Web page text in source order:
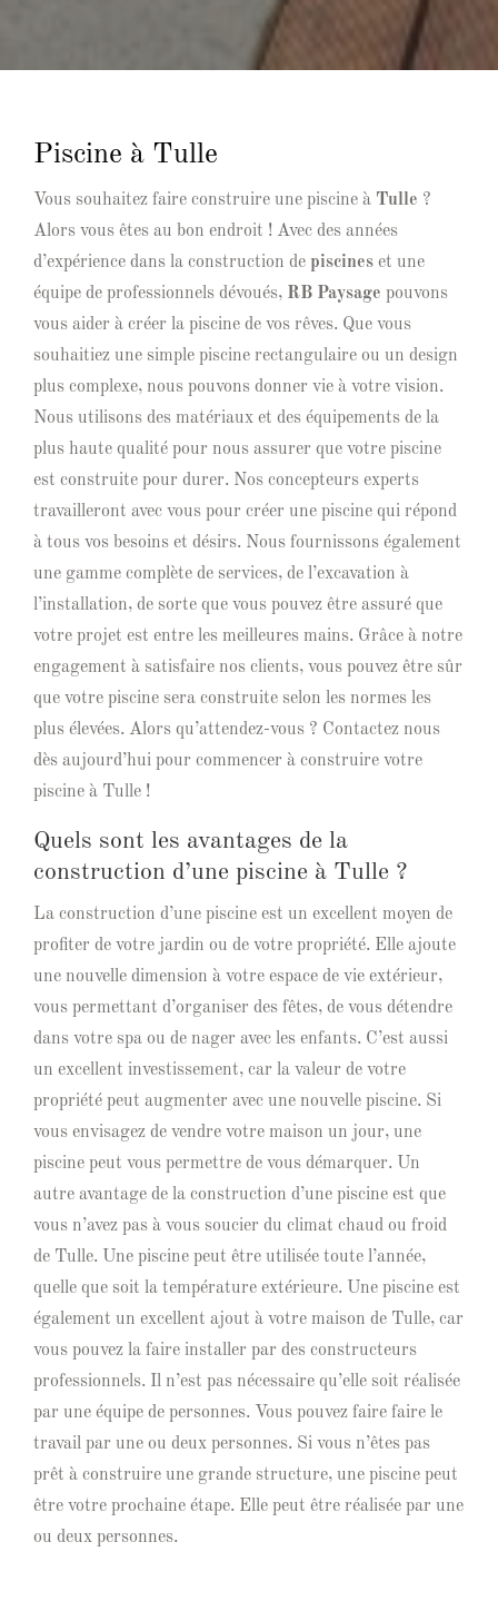
Piscine à Tulle
Vous souhaitez faire construire une piscine à Tulle ?
Alors vous êtes au bon endroit ! Avec des années
d’expérience dans la construction de piscines et une
équipe de professionnels dévoués, RB Paysage pouvons
vous aider à créer la piscine de vos rêves. Que vous
souhaitiez une simple piscine rectangulaire ou un design
plus complexe, nous pouvons donner vie à votre vision.
Nous utilisons des matériaux et des équipements de la
plus haute qualité pour nous assurer que votre piscine
est construite pour durer. Nos concepteurs experts
travailleront avec vous pour créer une piscine qui répond
à tous vos besoins et désirs. Nous fournissons également
une gamme complète de services, de l’excavation à
l’installation, de sorte que vous pouvez être assuré que
votre projet est entre les meilleures mains. Grâce à notre
engagement à satisfaire nos clients, vous pouvez être sûr
que votre piscine sera construite selon les normes les
plus élevées. Alors qu’attendez-vous ? Contactez nous
dès aujourd’hui pour commencer à construire votre
piscine à Tulle !
Quels sont les avantages de la
construction d’une piscine à Tulle ?
La construction d’une piscine est un excellent moyen de
profiter de votre jardin ou de votre propriété. Elle ajoute
une nouvelle dimension à votre espace de vie extérieur,
vous permettant d’organiser des fêtes, de vous détendre
dans votre spa ou de nager avec les enfants. C’est aussi
un excellent investissement, car la valeur de votre
propriété peut augmenter avec une nouvelle piscine. Si
vous envisagez de vendre votre maison un jour, une
piscine peut vous permettre de vous démarquer. Un
autre avantage de la construction d’une piscine est que
vous n’avez pas à vous soucier du climat chaud ou froid
de Tulle. Une piscine peut être utilisée toute l’année,
quelle que soit la température extérieure. Une piscine est
également un excellent ajout à votre maison de Tulle, car
vous pouvez la faire installer par des constructeurs
professionnels. Il n’est pas nécessaire qu’elle soit réalisée
par une équipe de personnes. Vous pouvez faire faire le
travail par une ou deux personnes. Si vous n’êtes pas
prêt à construire une grande structure, une piscine peut
être votre prochaine étape. Elle peut être réalisée par une
ou deux personnes.